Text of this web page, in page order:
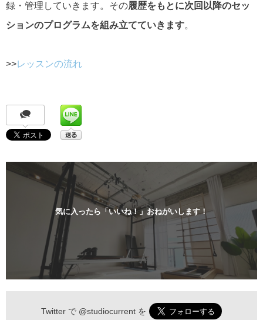
録・管理していきます。その履歴を もとに次回以降のセッ
ションのプログラムを組み立てていきます。
>>レッスンの流れ
気に入ったら「いいね！」おねがいします！
Twitter で @studiocurrent を